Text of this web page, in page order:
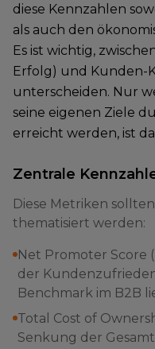
diese Kennzahlen
als auch den
Es ist wichtig,
Erfolg) und Kunden-
unterscheiden. Nur
seine eigenen Ziele
erreicht werden, ist
Zentrale
Diese Metriken
thematisiert werden:
Net Promoter Score
der
Benchmark im B2B
Total Cost of
Senkung der